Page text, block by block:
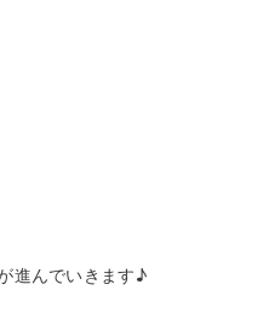
進んでいきます♪